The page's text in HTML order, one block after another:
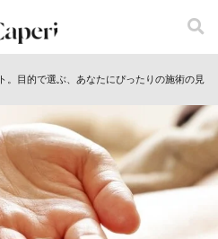
。目的で選ぶ、あなたにぴったりの施術の見